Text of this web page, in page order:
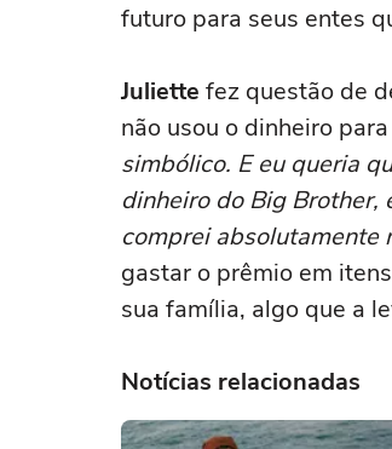
futuro para seus entes
Juliette fez questão de
não usou o dinheiro
simbólico. E eu queria
dinheiro do Big Brother,
comprei absolutamente
gastar o prêmio em
sua família, algo que a
Notícias relacionadas